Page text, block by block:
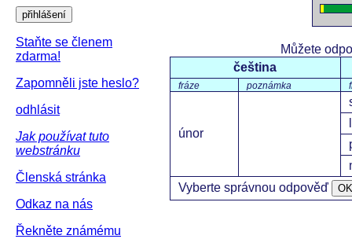
přihlášení
Staňte se členem
zdarma!
Zapomněli jste heslo?
odhlásit
Jak používat tuto
webstránku
Členská stránka
Odkaz na nás
Řekněte známému
Můžete
čeština
fráze poznámka
únor
Vyberte správnou odpověď